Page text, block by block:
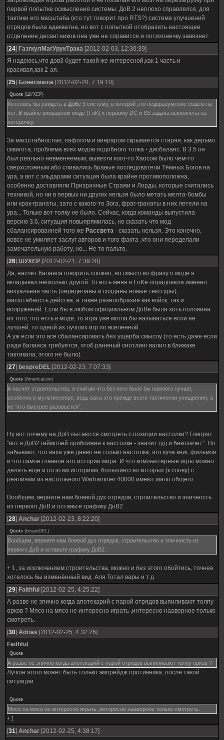
первой попытке осмысления системы. ДоВ 2 неплохо справлялся, для
тактики его масштаба (кто тут говорит про RTS?) система улучшений
отрядов была адекватна, но вот с попыткой отобразить настоящее
отделение десантников она уже не справится и потихонечку завязнет.
[24] ГазгкулМагУрукТрака [2012-02-03, 12:30:39]
Я надеюсь,что дов3 будет такой же интересной,как 1 часть и
красивая,как 2-ая.
[25] Бонесмаша [2012-02-20, 7:19:10]
Quote (ШУХЕР)
Хотелось бы увидеть в ДоВе 3 систему, в которой это недоразумение сошло на
нет. В крайне винрарном моде (FoK) к первому DC и SS задача выполнена на
пятерочку.
За масштабностью, пафосом и винраром скрывается старая, как дерьмо
сквигота, проблема всех модов подобного толка - дисбаланс. В 3.5 он
был реально невменяемым, вывезти кого-то Хаосом было чем-то
сверхсложным ибо сливались бравые последователи Тёмных Богов на
ура, а вот с эльдарами ситуация была крайне противоположна,
особенно доставляли Призрачные Стражи и Лорды, которые считались
техникой, но ни в первых ни других нельзя было метать мелта-бомбы
или крак-гранаты, зато с какого-то Зога, фраг-гранаты в них летели на
ура... Только вот толку не было. Сейчас, когда команды выпустила
версию 3.6, ситуация повыпрямилась, но сказать что мод
сбалансированней того же Рассвета - сказать нельзя. Это конечно,
вовсе не умиляет заслуг авторов и того факта ,что они переделали
замечательную работу, но... Не то пальто.
[26] ШУХЕР [2012-02-21, 7:39:28]
Да, насчет баланса говорить сложно, но смысл во фразу о моде я
вкладывал несколько другой. То есть меня в FoKе порадовала именно
визуальная часть (переделаны и созданы новые текстуры),
масштабность действа, а также разнообразие как войск, так и
вооружений. Если бы в любом официальном ДоВе была хоть половина
из того, что есть в моде, то игра уже могла бы называться если не
лучшей, то одной из лучших игр по вселенной.
А уж если это все сбалансировать без ущерба смыслу (то есть даже если
ради баланса требуется, чтоб раненый снотлинг валил в ближаке
тактикала, этого не было).
[27] bespreDEL [2012-02-23, 7:07:33]
Quote (AmericaLion)
А насчет строительства, я считаю что без него было бы намного лучше,
особенно в мультиплеере, ведь ваха это прежде всего тактически ухищрения, а
не "кто быстрее разовьется".
Ну вот почему на ДоВ пытаются смотреть с позиции настолки? Говорят
"вот в ДоВ2 геймплей приближен к настолке - значит гуд и бекозачет". Но
забывают, что ваха уже давно не только настолка, это куча книг, фильмов
и что самое главное это истории мира. И что компьютерные игры можно
делать еще и по этим историям, большинство которых (к слову) с
реалиями из настольного Warhammer 40000 имеют мало общего.
Вообщем, верните нам боевой дух отрядов, строительство и эпичность
из первого ДоВ и оставьте графику ДоВ2.
[28] Anchar [2012-02-23, 8:22:20]
Quote (bespriDEL)
Вообщем, верните нам боевой дух отрядов, строительство и эпичность из
первого ДоВ и оставьте графику ДоВ2.
+ 1, за исключением строительства, можно и без этого обойтись, точнее
хотелось бы изменённый вид. Аля Тотал вары и т д
[29] Faithful [2012-02-25, 4:25:22]
А разве не эпично когда апотекарий с парой отрядов выпиливают толпу
орков ? Мясо на мясо не интересно играть ,интересно нааверное только
смотреть.
[30] Adrias [2012-02-25, 4:32:26]
Faithful ,
Quote
А разве не эпично когда апотекарий с парой отрядов выпиливают толпу орков ?
Лучше этого может быть только эморейдж противника, после такой
ситуации.
Quote
Мясо на мясо не интересно играть ,интересно нааверное только смотреть.
+1
[31] Anchar [2012-02-25, 4:38:17]